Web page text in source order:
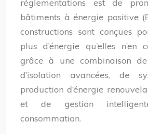
réglementations est de
bâtiments à énergie positive
constructions sont conçues
plus d’énergie qu’elles n’en
grâce à une combinaison de
d’isolation avancées, de
production d’énergie
et de gestion
consommation.